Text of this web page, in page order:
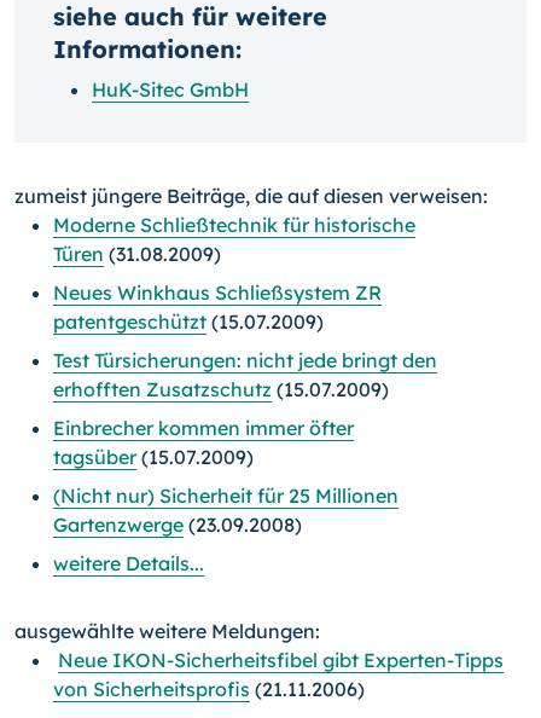
siehe auch für weitere
Informationen:
HuK-Sitec GmbH
zumeist jüngere Beiträge, die auf diesen verweisen:
Moderne Schließtechnik für historische
Türen (31.08.2009)
Neues Winkhaus Schließsystem ZR
patentgeschützt (15.07.2009)
Test Türsicherungen: nicht jede bringt den
erhofften Zusatzschutz (15.07.2009)
Einbrecher kommen immer öfter
tagsüber(15.07.2009)
(Nicht nur) Sicherheit für 25 Millionen
Gartenzwerge (23.09.2008)
weitere Details...
ausgewählte weitere Meldungen:
Neue IKON-Sicherheitsfibel gibt Experten-Tipps
von Sicherheitsprofis (21.11.2006)